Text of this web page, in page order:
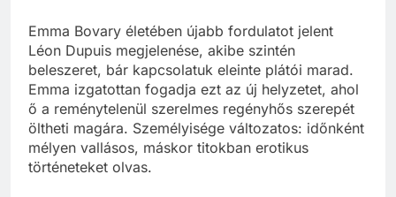
Emma Bovary életében újabb fordulatot jelent
Léon Dupuis megjelenése, akibe szintén
beleszeret, bár kapcsolatuk eleinte plátói marad.
Emma izgatottan fogadja ezt az új helyzetet, ahol
ő a reménytelenül szerelmes regényhős szerepét
öltheti magára. Személyisége változatos: időnként
mélyen vallásos, máskor titokban erotikus
történeteket olvas.